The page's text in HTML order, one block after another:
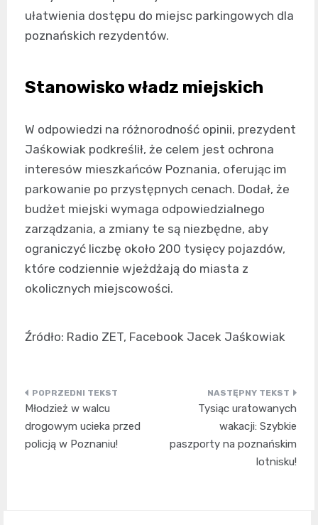
ułatwienia dostępu do miejsc parkingowych dla
poznańskich rezydentów.
Stanowisko władz miejskich
W odpowiedzi na różnorodność opinii, prezydent
Jaśkowiak podkreślił, że celem jest ochrona
interesów mieszkańców Poznania, oferując im
parkowanie po przystępnych cenach. Dodał, że
budżet miejski wymaga odpowiedzialnego
zarządzania, a zmiany te są niezbędne, aby
ograniczyć liczbę około 200 tysięcy pojazdów,
które codziennie wjeżdżają do miasta z
okolicznych miejscowości.
Źródło: Radio ZET, Facebook Jacek Jaśkowiak
Nawigacja
wpisu
Młodzież w walcu
drogowym ucieka przed
policją w Poznaniu!
Tysiąc uratowanych
wakacji: Szybkie
paszporty na poznańskim
lotnisku!